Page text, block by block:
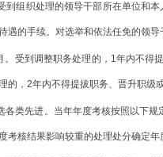
到组织处理的领导干部所在单位
遇的手续。对选举和依法任免的领
受到调整职务处理的，1年内不
的，2年内不得提拔职务、晋升职
各类先进。当年年度考核按照以下
考核结果影响较重的处理处分确定年